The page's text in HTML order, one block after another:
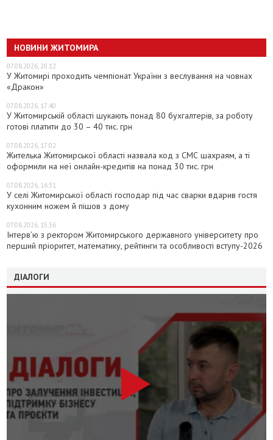
НОВИНИ ЖИТОМИРА
07.08.2026, 20:12
У Житомирі проходить чемпіонат України з веслування на човнах
«Дракон»
07.08.2026, 17:40
У Житомирській області шукають понад 80 бухгалтерів, за роботу
готові платити до 30 – 40 тис. грн
07.08.2026, 17:02
Жителька Житомирської області назвала код з СМС шахраям, а ті
оформили на неї онлайн-кредитів на понад 30 тис. грн
07.08.2026, 16:31
У селі Житомирської області господар під час сварки вдарив гостя
кухонним ножем й пішов з дому
07.08.2026, 15:36
Інтерв’ю з ректором Житомирського державного університету про
перший пріоритет, математику, рейтинги та особливості вступу-2026
ДІАЛОГИ